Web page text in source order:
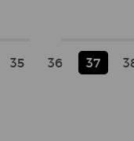
35 36 37